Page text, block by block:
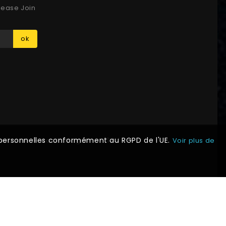
Join
ok
Accès Magasin SAV
conformément au RGPD de l'UE. Voir plus de